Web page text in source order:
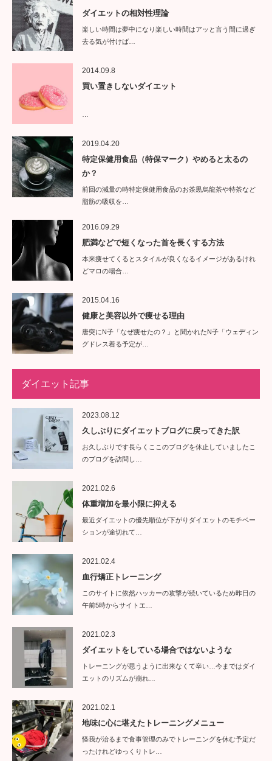
ダイエットの相対性理論
楽しい時間は夢中になり楽しい時間はアッと言う間に過ぎ
去る気が付けば…
2014.09.8
買い置きしないダイエット
2019.04.20
特定保健用食品（特保マーク）やめると太るの
か？
前回の減量の時特定保健用食品のお茶黒烏龍茶や特茶など
脂肪の吸収を…
2016.09.29
肥満などで短くなった首を長くする方法
本来痩せてくるとスタイルが良くなるイメージがあるけれ
どマロの場合…
2015.04.16
健康と美容以外で痩せる理由
唐突にN子「なぜ痩せたの？」と聞かれたN子「ウェディン
グドレス着る予定が…
ダイエット記事
2023.08.12
久しぶりにダイエットブログに戻ってきた訳
お久しぶりです長らくここのブログを休止していましたこ
のブログを訪問し…
2021.02.6
体重増加を最小限に抑える
最近ダイエットの優先順位が下がりダイエットのモチベー
ションが途切れて…
2021.02.4
血行矯正トレーニング
このサイトに依然ハッカーの攻撃が続いているため昨日の
午前5時からサイトエ…
2021.02.3
ダイエットをしている場合ではないような
トレーニングが思うように出来なくて辛い…今まではダイ
エットのリズムが崩れ…
2021.02.1
地味に心に堪えたトレーニングメニュー
怪我が治るまで食事管理のみでトレーニングを休む予定だ
ったけれどゆっくりトレ…